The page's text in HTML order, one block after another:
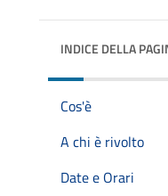
INDICE DELLA
Cos'è
A chi è rivolto
Date e Orari